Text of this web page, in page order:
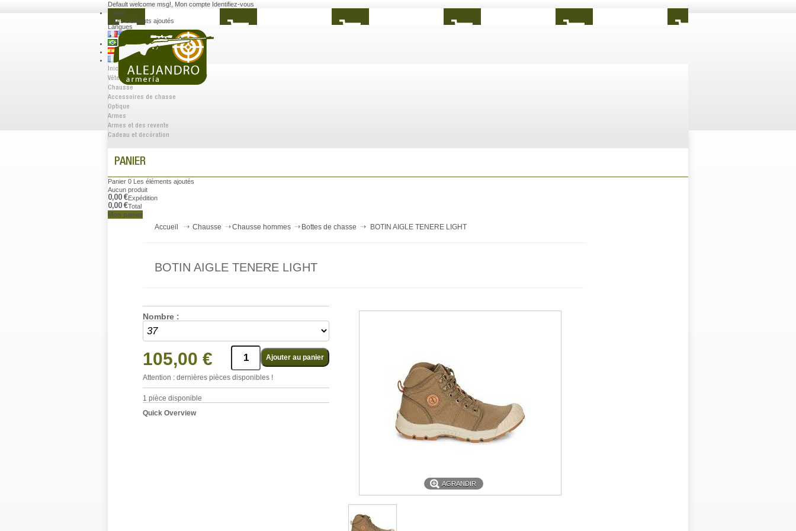
Default welcome msg! Mon compte Identifiez-vous
Panier
0 Les éléments ajoutés
Langues
Inicio
Vêtements
Chausse
Accessoires de chasse
Optique
Armes
Armes et des revente
Cadeau et decóration
PANIER
Panier 0 Les éléments ajoutés
Aucun produit
0,00 €Expédition
0,00 €Total
Mon panier
Accueil Chausse Chausse hommes Bottes de chasse BOTIN AIGLE TENERE LIGHT
BOTIN AIGLE TENERE LIGHT
AGRANDIR
Nombre :
105,00 €
Attention : dernières pièces disponibles !
1 pièce disponible
Quick Overview